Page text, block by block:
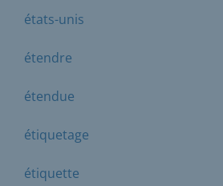
états-unis
étendre
étendue
étiquetage
étiquette